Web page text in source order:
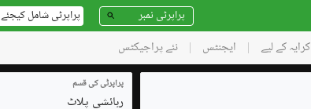
پراپرٹی شامل کیجئے
کرایہ کے لیے ایجنٹس نئے پراجیکٹس
پراپرٹی کی قسم
رہائشی پلاٹ